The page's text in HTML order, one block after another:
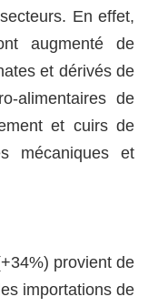
En effet,
augmenté de
et dérivés de
alimentaires de
et cuirs de
mécaniques et
34%) provient de
importations de